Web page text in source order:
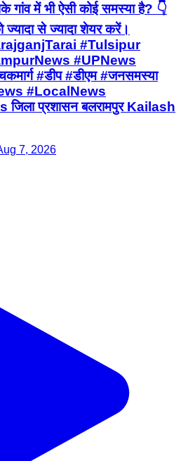
में भी ऐसी कोई समस्या है? 👇
से ज्यादा शेयर करें।
#Tulsipur
#UPNews
#डीप #डीएम #जनसमस्या
#LocalNews
प्रशासन बलरामपुर Kailash
7, 2026